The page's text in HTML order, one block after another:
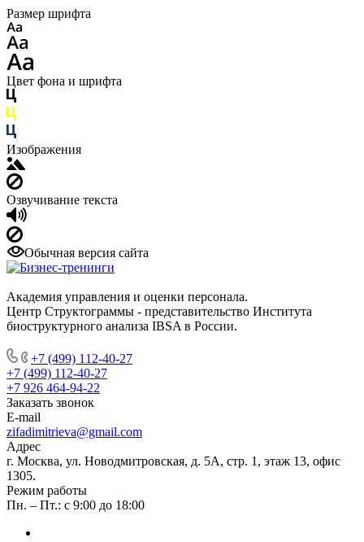
Размер шрифта
Цвет фона и шрифта
Изображения
Озвучивание текста
Обычная версия сайта
Академия управления и оценки персонала.
Центр Структограммы - представительство Института
биоструктурного анализа IBSA в России.
+7 (499) 112-40-27
+7 (499) 112-40-27
+7 926 464-94-22
Заказать звонок
E-mail
zifadimitrieva@gmail.com
Адрес
г. Москва, ул. Новодмитровская, д. 5А, стр. 1, этаж 13, офис
1305.
Режим работы
Пн. – Пт.: с 9:00 до 18:00